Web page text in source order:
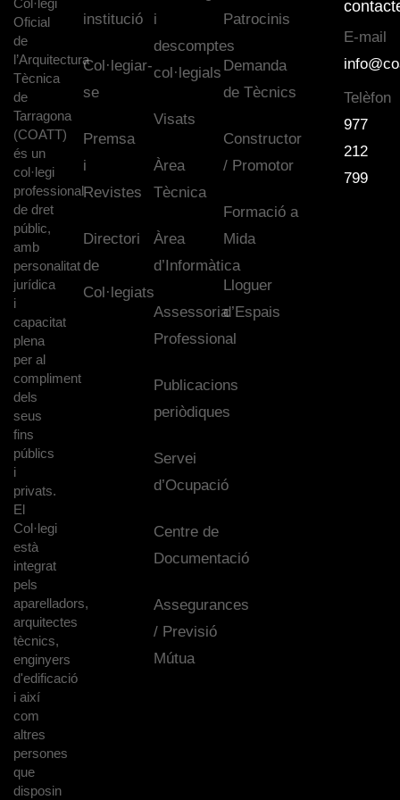
Oficial
de
l’Arquitectura
Tècnica
de
Tarragona
(COATT)
és un
col·legi
professional
de dret
públic,
amb
personalitat
jurídica
i
capacitat
plena
per al
compliment
dels
seus
fins
públics
i
privats.
El
Col·legi
està
integrat
pels
aparelladors,
arquitectes
tècnics,
enginyers
d'edificació
i així
com
altres
persones
que
disposin
institució
Col·legiar-
se
Premsa
i
Revistes
Directori
de
Col·legiats
i
descomptes
col·legials
Visats
Àrea
Tècnica
Àrea
d’Informàtica
Assessoria
Professional
Publicacions
periòdiques
Servei
d’Ocupació
Centre de
Documentació
Assegurances
/ Previsió
Mútua
Patrocinis
Demanda
de Tècnics
Constructor
/ Promotor
Formació a
Mida
Lloguer
d’Espais
E-mail
Telèfon
977
212
799